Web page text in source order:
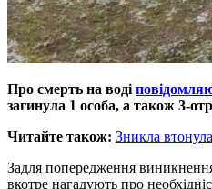
Про смерть на воді
загинула 1 особа, а також 3-
Читайте також: Зникла
Задля попередження
вкотре нагадують про